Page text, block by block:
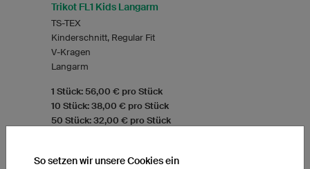
Trikot FL1 Kids Langarm
TS-TEX
Kinderschnitt, Regular Fit
V-Kragen
Langarm
1 Stück: 56,00 € pro Stück
10 Stück: 38,00 € pro Stück
50 Stück: 32,00 € pro Stück
So setzen wir unsere Cookies ein